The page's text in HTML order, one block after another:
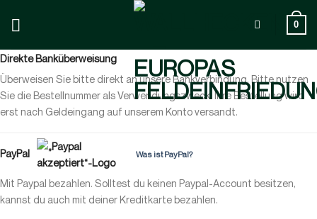
0
Direkte Banküberweisung
Überweisen Sie bitte direkt an unsere Bankverbindung. Bitte nutzen
Sie die Bestellnummer als Verwendungszweck. Ihre Bestellung wird
erst nach Geldeingang auf unserem Konto versandt.
PayPal Was ist PayPal?
Mit Paypal bezahlen. Solltest du keinen Paypal-Account besitzen,
kannst du auch mit deiner Kreditkarte bezahlen.